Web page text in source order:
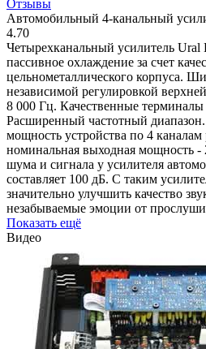
Отзывы
Автомобильный 4-канальный
4.70
Четырехканальный усилитель Ural
пассивное охлаждение за счет
цельнометаллического корпуса.
независимой регулировкой
8 000 Гц. Качественные
Расширенный частотный
мощность устройства по 4 каналам
номинальная выходная мощность
шума и сигнала у усилителя
составляет 100 дБ. С таким
значительно улучшить качество
незабываемые эмоции от
Показать ещё
Видео